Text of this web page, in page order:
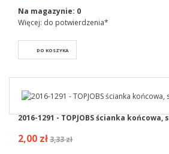
Na magazynie: 0
Więcej: do potwierdzenia*
DO KOSZYKA
2016-1291 - TOPJOBS ścianka końcowa,
2,00 zł3,33 zł